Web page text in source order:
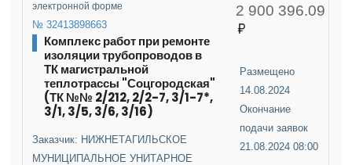
электронной форме
№ 32413898663
Комплекс работ при ремонте
изоляции трубопроводов в
ТК магистральной
теплотрассы "Соцгородская"
(ТК №№ 2/212, 2/2-7, 3/1-7*,
3/1, 3/5, 3/6, 3/16)
Заказчик: НИЖНЕТАГИЛЬСКОЕ
МУНИЦИПАЛЬНОЕ УНИТАРНОЕ
2 900 396.09
Размещено
14.08.2024
Окончание
подачи заявок
21.08.2024 08:00